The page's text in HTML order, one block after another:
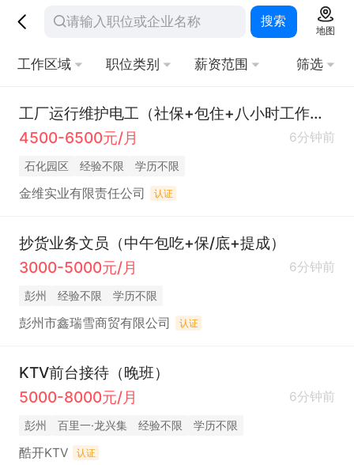
搜索
地图
工作区域 职位类别 薪资范围 筛选
工厂运行维护电工（社保+包住+八小时工作制+周末双休）
4500-6500元/月
6分钟前
石化园区 经验不限 学历不限
金维实业有限责任公司 认证
抄货业务文员（中午包吃+保/底+提成）
3000-5000元/月
6分钟前
彭州 经验不限 学历不限
彭州市鑫瑞雪商贸有限公司 认证
KTV前台接待（晚班）
5000-8000元/月
6分钟前
彭州 百里一·龙兴集 经验不限 学历不限
酷开KTV 认证